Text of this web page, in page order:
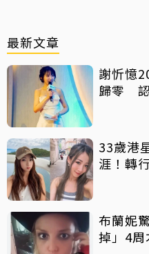
最新文章
謝忻憶
歸零 認
33歲港
涯！轉
布蘭妮
掉」4周